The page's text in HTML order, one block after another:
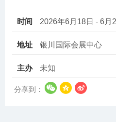
时间 2026年6月18日 - 6月
地址 银川国际会展中心
主办 未知
分享到：